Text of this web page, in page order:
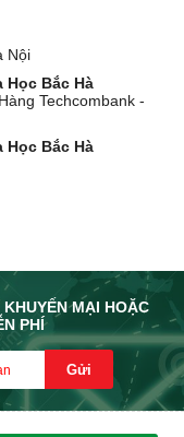
Nội
Học Bắc Hà
Techcombank -
Học Bắc Hà
MẠI HOẶC
PHÍ
Gửi